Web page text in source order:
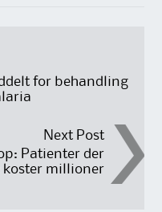
for behandling
Next Post
Patienter der
koster millioner